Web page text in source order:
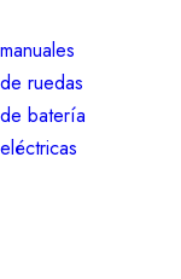
ruedas
batería